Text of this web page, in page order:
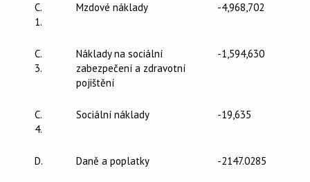
C.
1.
Mzdové náklady -4,968,702
C.
3.
Náklady na sociální
zabezpečení a zdravotní
pojištění
-1,594,630
C.
4.
Sociální náklady -19,635
D. Daně a poplatky -2147.0285